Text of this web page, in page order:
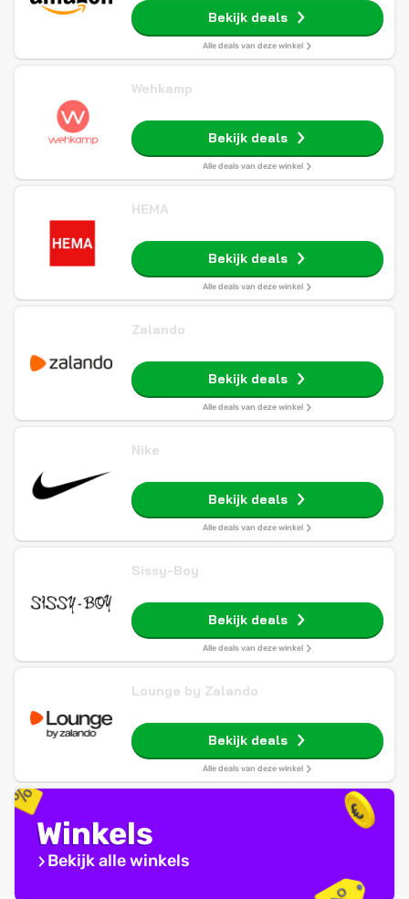
Bekijk deals
Alle deals van deze winkel
Wehkamp
Bekijk deals
Alle deals van deze winkel
HEMA
Bekijk deals
Alle deals van deze winkel
Zalando
Bekijk deals
Alle deals van deze winkel
Nike
Bekijk deals
Alle deals van deze winkel
Sissy-Boy
Bekijk deals
Alle deals van deze winkel
Lounge by Zalando
Bekijk deals
Alle deals van deze winkel
Winkels
Bekijk alle winkels